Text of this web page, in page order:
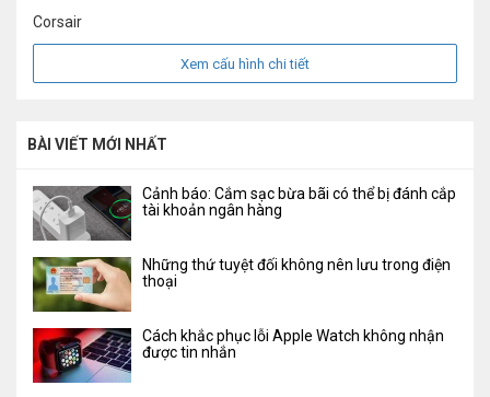
Corsair
Xem cấu hình chi tiết
BÀI VIẾT MỚI NHẤT
Cảnh báo: Cắm sạc bừa bãi có thể bị đánh cắp
tài khoản ngân hàng
Những thứ tuyệt đối không nên lưu trong điện
thoại
Cách khắc phục lỗi Apple Watch không nhận
được tin nhắn